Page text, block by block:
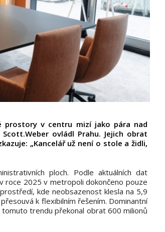
prostory v centru mizí jako pára nad
ovládl Prahu. Jejich obrat
„Kancelář už není o stole a židli,
ploch. Podle aktuálních dat
roce 2025 v metropoli dokončeno pouze
kde neobsazenost klesla na 5,9
k flexibilním řešením. Dominantní
trendu překonal obrat 600 milionů